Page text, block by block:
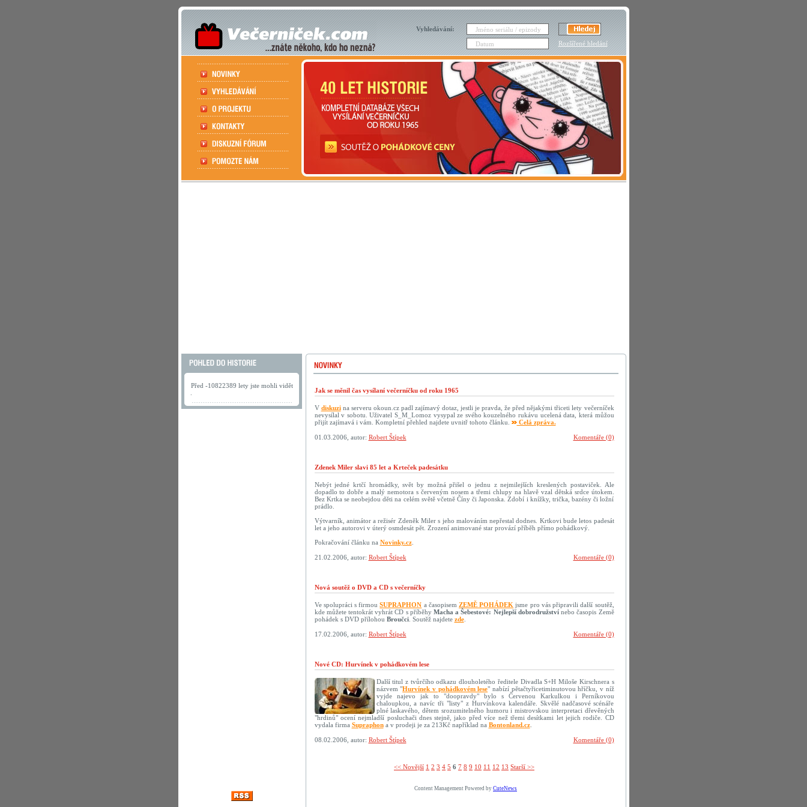
Vyhledávání:
Rozšířené hledání
Před -10822389 lety jste mohli vidět
Jak se měnil čas vysílaní večerníčku od roku 1965
V diskuzina serveru okoun.cz padl zajímavý dotaz, jestli je pravda, že před nějakými třiceti lety večerníček
nevysílal v sobotu. Uživatel S_M_Lomoz vysypal ze svého kouzelného rukávu ucelená data, která můžou
přijít zajímavá i vám. Kompletní přehled najdete uvnitř tohoto článku.
Celá zpráva.
Komentáře (0)
01.03.2006, autor: Robert Štípek
Zdenek Miler slavi 85 let a Krteček padesátku
Nebýt jedné krtčí hromádky, svět by možná přišel o jednu z nejmilejších kreslených postaviček. Ale
dopadlo to dobře a malý nemotora s červeným nosem a třemi chlupy na hlavě vzal dětská srdce útokem.
Bez Krtka se neobejdou děti na celém světě včetně Číny či Japonska. Zdobí i knížky, trička, bazény či ložní
prádlo.
Výtvarník, animátor a režisér Zdeněk Miler s jeho malováním nepřestal dodnes. Krtkovi bude letos padesát
let a jeho autorovi v úterý osmdesát pět. Zrození animované star provází příběh přímo pohádkový.
Pokračování článku na Novinky.cz.
Komentáře (0)
21.02.2006, autor: Robert Štípek
Nová soutěž o DVD a CD s večerníčky
Ve spolupráci s firmouSUPRAPHON a časopisemZEMĚ POHÁDEK jsme pro vás připravili další soutěž,
kde můžete tentokrát vyhrát CD s příběhy Macha a Šebestové: Nejlepší dobrodružstvínebo časopis Země
pohádek s DVD přílohou Broučci. Soutěž najdete zde.
Komentáře (0)
17.02.2006, autor: Robert Štípek
Nové CD: Hurvínek v pohádkovém lese
Další titul z tvůrčího odkazu dlouholetého ředitele Divadla S+H Miloše Kirschnera s
názvem "Hurvínek v pohádkovém lese" nabízí pětačtyřicetiminutovou hříčku, v níž
vyjde najevo jak to "doopravdy" bylo s Červenou Karkulkou i Perníkovou
chaloupkou, a navíc tři "listy" z Hurvínkova kalendáře. Skvělé nadčasové scénáře
plné laskavého, dětem srozumitelného humoru i mistrovskou interpretaci dřevěných
"hrdinů" ocení nejmladší posluchači dnes stejně, jako před více než třemi desítkami let jejich rodiče. CD
vydala firma Supraphona v prodeji je za 213Kč například na Bontonland.cz.
Komentáře (0)
08.02.2006, autor: Robert Štípek
<< Novější­ 1 2 3 4 5 6 7 8 9 10 11 12 13 Starší >>
Content Management Powered by CuteNews